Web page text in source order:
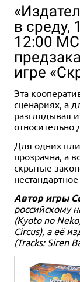
в среду,
12:00
игре
Эта
сценариях, а
разглядывая
относительно
Для одних
прозрачна, а
скрытые
Автор игры
российскому
(Kyoto no
Circus), а её
(Tracks: Siren